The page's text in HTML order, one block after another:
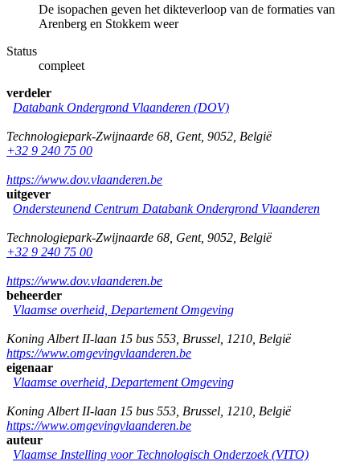
De isopachen geven het dikteverloop van de formaties van
Arenberg en Stokkem weer
Status
compleet
verdeler
Databank Ondergrond Vlaanderen (DOV)
Technologiepark-Zwijnaarde 68 Gent, 9052 België
+32 9 240 75 00
https://www.dov.vlaanderen.be
uitgever
Ondersteunend Centrum Databank Ondergrond Vlaanderen
Technologiepark-Zwijnaarde 68 Gent, 9052 België
+32 9 240 75 00
https://www.dov.vlaanderen.be
beheerder
Vlaamse overheid, Departement Omgeving
Koning Albert II-laan 15 bus 553 Brussel 1210 België
https://www.omgevingvlaanderen.be
eigenaar
Vlaamse overheid, Departement Omgeving
Koning Albert II-laan 15 bus 553 Brussel 1210 België
https://www.omgevingvlaanderen.be
auteur
Vlaamse Instelling voor Technologisch Onderzoek (VITO)